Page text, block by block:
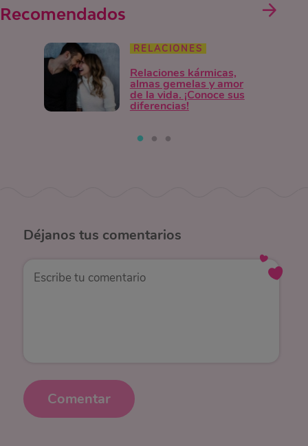
Recomendados
RELACIONES
Relaciones kármicas,
almas gemelas y amor
de la vida. ¡Conoce sus
diferencias!
Déjanos tus comentarios
Comentar